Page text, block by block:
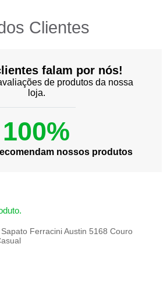
Clientes
falam por nós!
de produtos da nossa
loja.
100%
nossos produtos
Sapato Ferracini Austin 5168 Couro